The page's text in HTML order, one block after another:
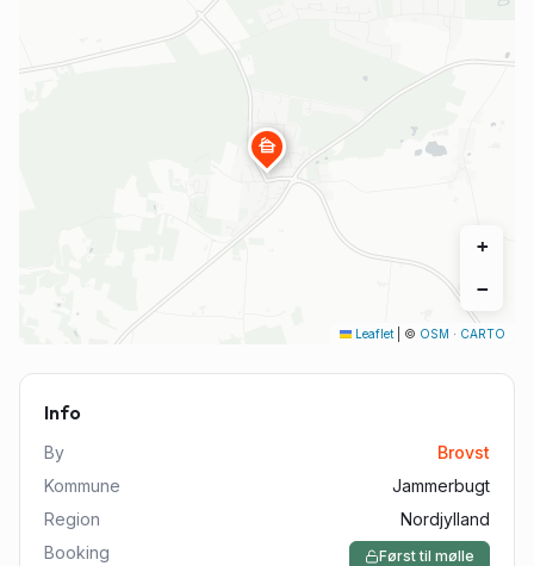
cabin
+
−
Leaflet © OSM · CARTO
Info
By
Brovst
Kommune
Jammerbugt
Region
Nordjylland
Booking
Først til mølle